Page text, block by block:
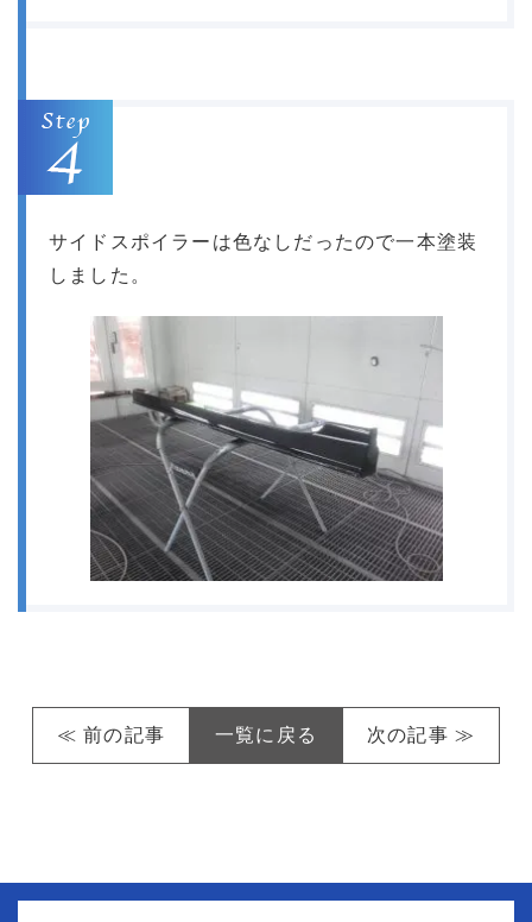
サイドスポイラーは色なしだったので一本塗装
しました。
≪ 前の記事 一覧に戻る 次の記事 ≫